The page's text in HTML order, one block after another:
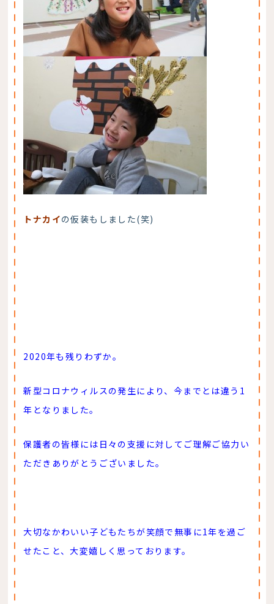
トナカイの仮装もしました(笑)
2020年も残りわずか。
新型コロナウィルスの発生により、今までとは違う1
年となりました。
保護者の皆様には日々の支援に対してご理解ご協力い
ただきありがとうございました。
大切なかわいい子どもたちが笑顔で無事に1年を過ご
せたこと、大変嬉しく思っております。